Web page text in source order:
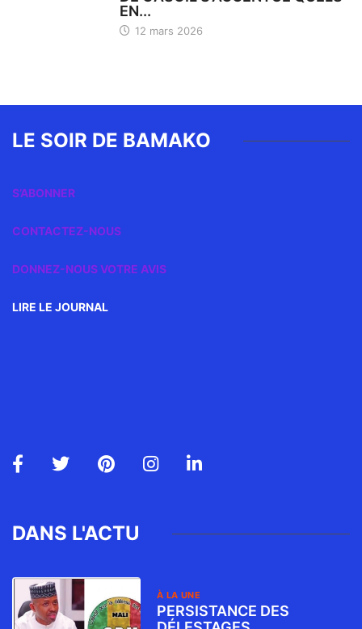
EN...
12 mars 2026
LE SOIR DE BAMAKO
S’ABONNER
CONTACTEZ-NOUS
DONNEZ-NOUS VOTRE AVIS
LIRE LE JOURNAL
DANS L'ACTU
À LA UNE
PERSISTANCE DES